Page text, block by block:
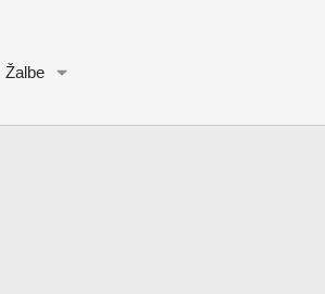
Žalbe